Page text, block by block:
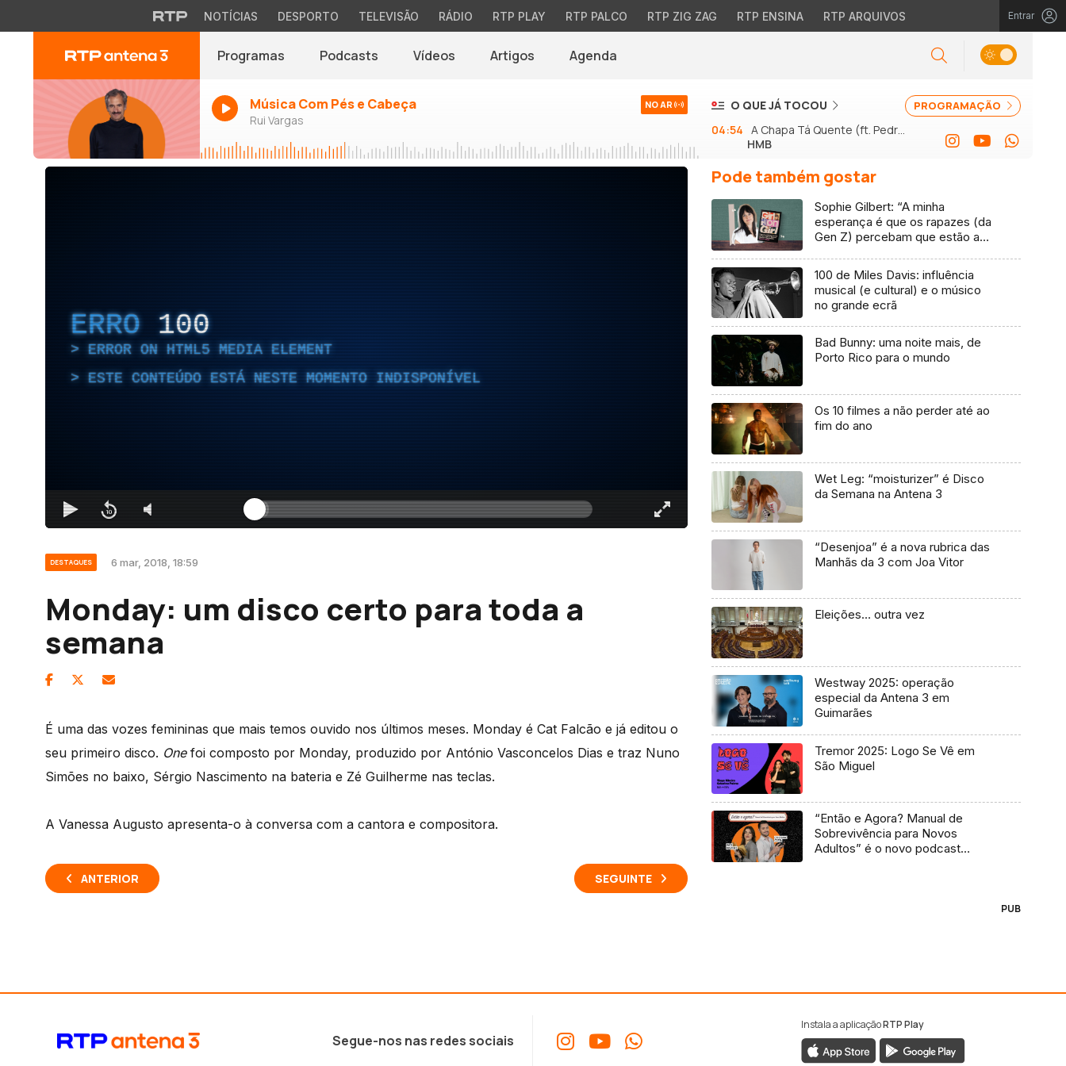
NOTÍCIAS DESPORTO TELEVISÃO RÁDIO RTP PLAY RTP PALCO RTP ZIG ZAG RTP ENSINA RTP ARQUIVOS Entrar
Programas Podcasts Vídeos Artigos Agenda
Música Com Pés e Cabeça
Rui Vargas
NO AR PROGRAMAÇÃO
O QUE JÁ TOCOU
04:54 A Chapa Tá Quente (ft. Pedro
Abrunhosa)
HMB
ERRO 100
ERROR ON HTML5 MEDIA ELEMENT
ESTE CONTEÚDO ESTÁ NESTE MOMENTO INDISPONÍVEL
DESTAQUES 6 mar, 2018, 18:59
Monday: um disco certo para toda a
semana
É uma das vozes femininas que mais temos ouvido nos últimos meses. Monday é Cat Falcão e já editou o
seu primeiro disco. Onefoi composto por Monday, produzido por António Vasconcelos Dias e traz Nuno
Simões no baixo, Sérgio Nascimento na bateria e Zé Guilherme nas teclas.
A Vanessa Augusto apresenta-o à conversa com a cantora e compositora.
ANTERIOR SEGUINTE
Pode também gostar
Sophie Gilbert: “A minha
esperança é que os rapazes (da
Gen Z) percebam que estão a
100 de Miles Davis: influência
musical (e cultural) e o músico
no grande ecrã
Bad Bunny: uma noite mais, de
Porto Rico para o mundo
Os 10 filmes a não perder até ao
fim do ano
Wet Leg: “moisturizer” é Disco
da Semana na Antena 3
“Desenjoa” é a nova rubrica das
Manhãs da 3 com Joa Vitor
Eleições… outra vez
Westway 2025: operação
especial da Antena 3 em
Guimarães
Tremor 2025: Logo Se Vê em
São Miguel
“Então e Agora? Manual de
Sobrevivência para Novos
Adultos” é o novo podcast
PUB
Segue-nos nas redes sociais
Instala a aplicaçãoRTP Play